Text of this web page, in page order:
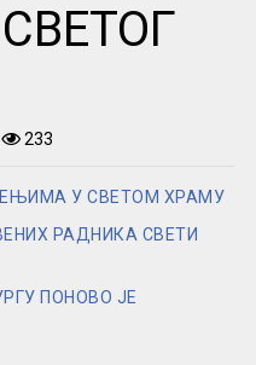
233
У СВЕТОМ ХРАМУ
РАДНИКА СВЕТИ
ПОНОВО ЈЕ